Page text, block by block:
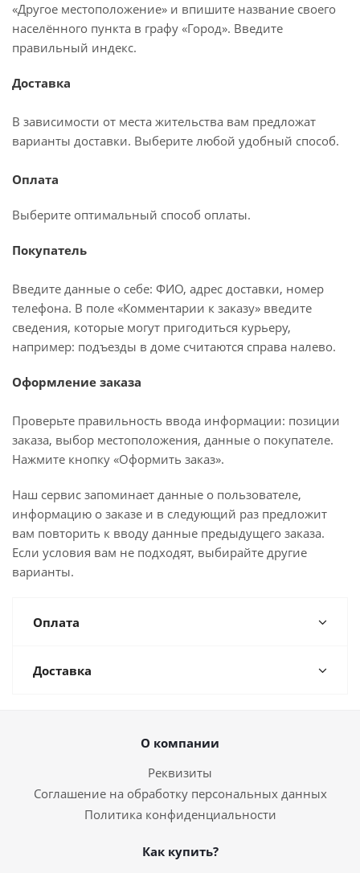
«Другое местоположение» и впишите название своего
населённого пункта в графу «Город». Введите
правильный индекс.
Доставка
В зависимости от места жительства вам предложат
варианты доставки. Выберите любой удобный способ.
Оплата
Выберите оптимальный способ оплаты.
Покупатель
Введите данные о себе: ФИО, адрес доставки, номер
телефона. В поле «Комментарии к заказу» введите
сведения, которые могут пригодиться курьеру,
например: подъезды в доме считаются справа налево.
Оформление заказа
Проверьте правильность ввода информации: позиции
заказа, выбор местоположения, данные о покупателе.
Нажмите кнопку «Оформить заказ».
Наш сервис запоминает данные о пользователе,
информацию о заказе и в следующий раз предложит
вам повторить к вводу данные предыдущего заказа.
Если условия вам не подходят, выбирайте другие
варианты.
Оплата
Доставка
О компании
Реквизиты
Соглашение на обработку персональных данных
Политика конфиденциальности
Как купить?